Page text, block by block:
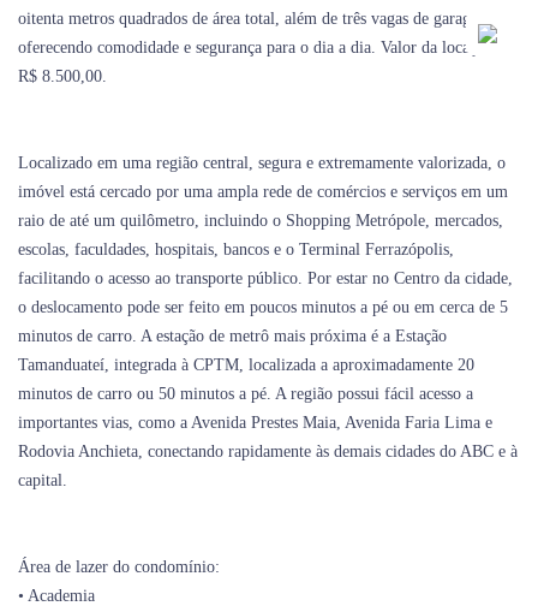
oitenta metros quadrados de área total, além de três vagas de garagem,
oferecendo comodidade e segurança para o dia a dia. Valor da locação:
R$ 8.500,00.
Localizado em uma região central, segura e extremamente valorizada, o
imóvel está cercado por uma ampla rede de comércios e serviços em um
raio de até um quilômetro, incluindo o Shopping Metrópole, mercados,
escolas, faculdades, hospitais, bancos e o Terminal Ferrazópolis,
facilitando o acesso ao transporte público. Por estar no Centro da cidade,
o deslocamento pode ser feito em poucos minutos a pé ou em cerca de 5
minutos de carro. A estação de metrô mais próxima é a Estação
Tamanduateí, integrada à CPTM, localizada a aproximadamente 20
minutos de carro ou 50 minutos a pé. A região possui fácil acesso a
importantes vias, como a Avenida Prestes Maia, Avenida Faria Lima e
Rodovia Anchieta, conectando rapidamente às demais cidades do ABC e à
capital.
Área de lazer do condomínio:
• Academia